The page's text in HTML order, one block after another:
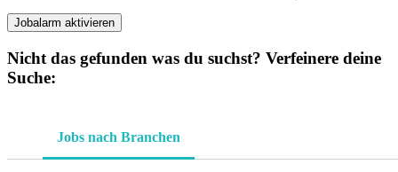
Jobalarm aktivieren
Nicht das gefunden was du suchst? Verfeinere deine
Suche:
Jobs nach Branchen